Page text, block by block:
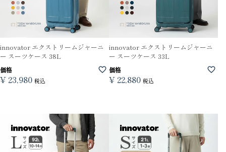
innovator エクストリームジャーニ
ー スーツケース 38L
価格
¥23,980 税込
innovator エクストリームジャーニ
ー スーツケース 33L
価格
¥22,880 税込